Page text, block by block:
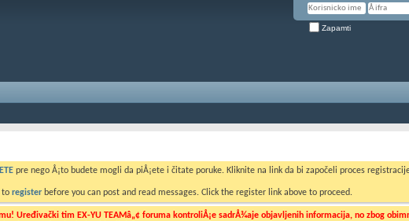
Zapamti
pre nego Å¡to budete mogli da piÅ¡ete i čitate poruke. Kliknite na link da bi započeli proces
to register before you can post and read messages. Click the register link above to proceed.
Uređivački tim EX-YU TEAMâ„¢ foruma kontroliÅ¡e sadrÅ¾aje objavljenih informacija, no zbog